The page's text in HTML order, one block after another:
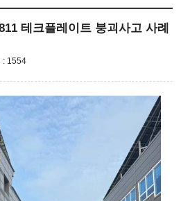
테크플레이트 붕괴사고 사례
: 1554